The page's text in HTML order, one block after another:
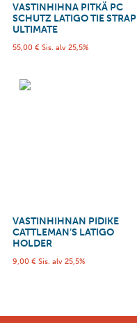
VASTINHIHNA PITKÄ PC
SCHUTZ LATIGO TIE STRAP
ULTIMATE
55,00 € Sis. alv 25,5%
VASTINHIHNAN PIDIKE
CATTLEMAN’S LATIGO
HOLDER
9,00 € Sis. alv 25,5%